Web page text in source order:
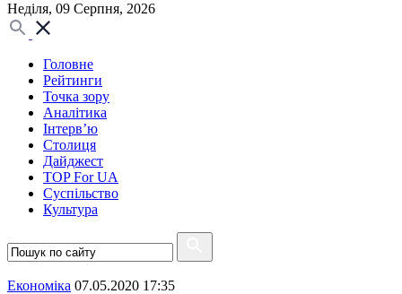
Неділя, 09 Серпня, 2026
Головне
Рейтинги
Точка зору
Аналітика
Інтерв’ю
Столиця
Дайджест
TOP For UA
Суспiльство
Культура
Економіка 07.05.2020 17:35